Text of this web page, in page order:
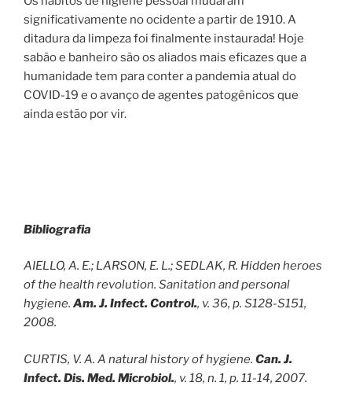
significativamente no ocidente a partir de 1910. A
ditadura da limpeza foi finalmente instaurada! Hoje
sabão e banheiro são os aliados mais eficazes que a
humanidade tem para conter a pandemia atual do
COVID-19 e o avanço de agentes patogênicos que
ainda estão por vir.
Bibliografia
AIELLO, A. E.; LARSON, E. L.; SEDLAK, R. Hidden heroes
of the health revolution. Sanitation and personal
hygiene. Am. J. Infect. Control., v. 36, p. S128-S151,
2008.
CURTIS, V. A. A natural history of hygiene. Can. J.
Infect. Dis. Med. Microbiol., v. 18, n. 1, p. 11-14, 2007.